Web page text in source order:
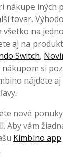
nákupe iných
tovar.
na
aj na
Switch,
nákupom si
nájdete aj
nové
Aby vám
Kimbino app